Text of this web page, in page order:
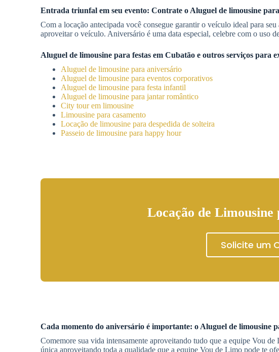
Entrada triunfal em seu evento: Contrate o Aluguel de limousine
Com a locação antecipada você consegue garantir o veículo ideal para
aproveitar o veículo. Aniversário é uma data especial, celebre com o uso
Aluguel de limousine para festas em Cubatão e outros serviços para
Aluguel de limousine para aniversário
Aluguel de limousine para eventos corporativos
Aluguel de limousine para festa infantil
Aluguel de limousine para jantar romântico
City tour em limousine
Limousine para casamento
Locação de limousine para despedida de solteira
Passeio de limousine para happy hour
Locação de Limousine
Solicite um
Cada momento do aniversário é importante: o Aluguel de limousine
Comemore sua vida intensamente aproveitando tudo que a equipe Vou
única aproveitando toda a qualidade que a equipe Vou de Limo pode te